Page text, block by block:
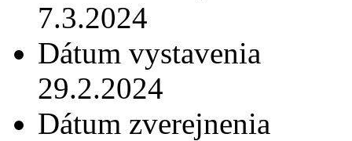
7.3.2024
Dátum vystavenia
29.2.2024
Dátum zverejnenia